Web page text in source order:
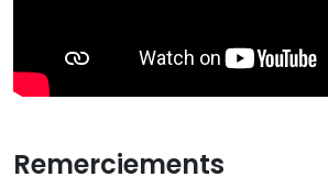
Remerciements